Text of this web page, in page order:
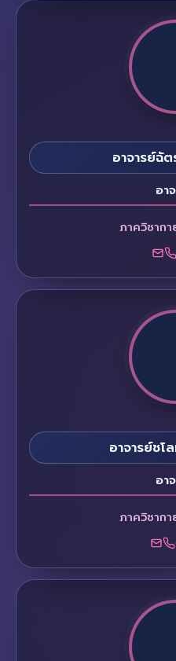
อาจารย์ฉั
อา
ภาควิชาก
อาจารย์ชโ
อา
ภาควิชาก